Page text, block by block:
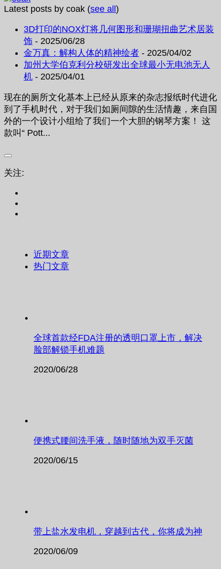
Latest posts by coak (see all)
3D打印的NOX灯将几何图形和珊瑚扭曲艺术居装
饰 - 2025/06/28
金万真：解构人体的精神绘者 - 2025/04/02
加州大学伯克利分校研发出全球最小无电池无人
机 - 2025/04/01
现在的厕所文化基本上已经从原来的杂志报纸时代进化
到了手机时代，对于我们如厕间隙的生活情趣，来自国
外的一个设计小组给了我们一个大胆的钢琴方案！ 这
款叫“ Pott...
关注:
近期文章
热门文章
全球首款经FDA注册的透明口罩上市，解决
脸部解锁手机难题
2020/06/28
便携式腰间洗手液，随时随地为双手灭菌
2020/06/15
带上盐水发电机，穿越到古代，你将成为神
2020/06/09